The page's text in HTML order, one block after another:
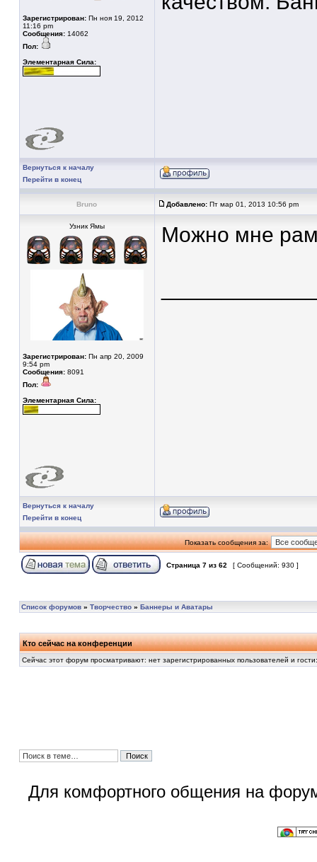
Зарегистрирован: Пн ноя 19, 2012
11:16 pm
Сообщения: 14062
Пол:
Элементарная Сила:
Вернуться к началу
Перейти в конец
Bruno Добавлено: Пт мар 01, 2013 10:56 pm
Узник Ямы
Зарегистрирован: Пн апр 20, 2009
9:54 pm
Сообщения: 8091
Пол:
Элементарная Сила:
Можно мне
Вернуться к началу
Перейти в конец
Показать сообщения за:
Страница 7 из 62 [ Сообщений: 930 ]
Список форумов » Творчество » Баннеры и Аватары
Кто сейчас на конференции
Сейчас этот форум просматривают: нет зарегистрированных пользователей и
Для комфортного общения на